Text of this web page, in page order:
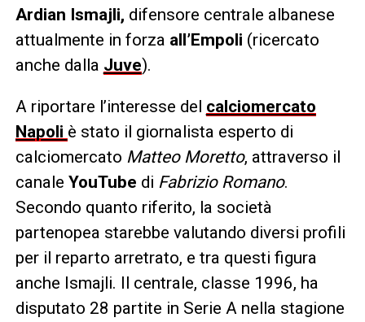
Ardian Ismajli, difensore centrale albanese
attualmente in forza all’Empoli (ricercato
anche dalla Juve).
A riportare l’interesse del calciomercato
Napoli è stato il giornalista esperto di
calciomercato Matteo Moretto, attraverso il
canale YouTube di Fabrizio Romano.
Secondo quanto riferito, la società
partenopea starebbe valutando diversi profili
per il reparto arretrato, e tra questi figura
anche Ismajli. Il centrale, classe 1996, ha
disputato 28 partite in Serie A nella stagione